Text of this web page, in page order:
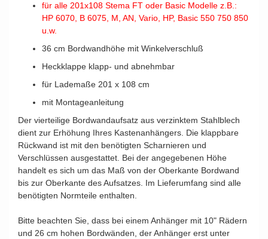
für alle 201x108 Stema FT oder Basic Modelle z.B.:
HP 6070, B 6075, M, AN, Vario, HP, Basic 550 750 850
u.w.
36 cm Bordwandhöhe mit Winkelverschluß
Heckklappe klapp- und abnehmbar
für Lademaße 201 x 108 cm
mit Montageanleitung
Der vierteilige Bordwandaufsatz aus verzinktem Stahlblech
dient zur Erhöhung Ihres Kastenanhängers. Die klappbare
Rückwand ist mit den benötigten Scharnieren und
Verschlüssen ausgestattet. Bei der angegebenen Höhe
handelt es sich um das Maß von der Oberkante Bordwand
bis zur Oberkante des Aufsatzes. Im Lieferumfang sind alle
benötigten Normteile enthalten.
Bitte beachten Sie, dass bei einem Anhänger mit 10" Rädern
und 26 cm hohen Bordwänden, der Anhänger erst unter